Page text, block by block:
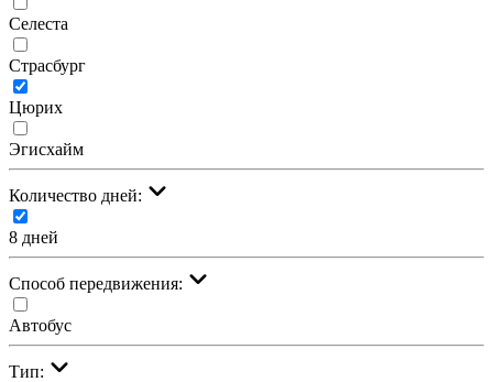
Селеста
Страсбург
Цюрих
Эгисхайм
Количество дней:
8 дней
Cпособ передвижения:
Автобус
Тип: